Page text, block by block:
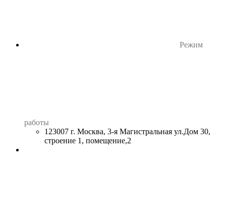
Режим
работы
123007 г. Москва, 3-я Магистральная ул.Дом 30,
строение 1, помещение,2